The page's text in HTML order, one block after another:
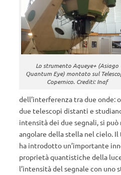
Lo strumento Aqueye+ (Asiago
Quantum Eye) montato sul
Copernico. Crediti: Inaf
dell’interferenza tra due onde:
due telescopi distanti e
intensità dei due segnali, si
angolare della stella nel cielo.
ha introdotto un’importante
proprietà quantistiche della
l’intensità del segnale con uno